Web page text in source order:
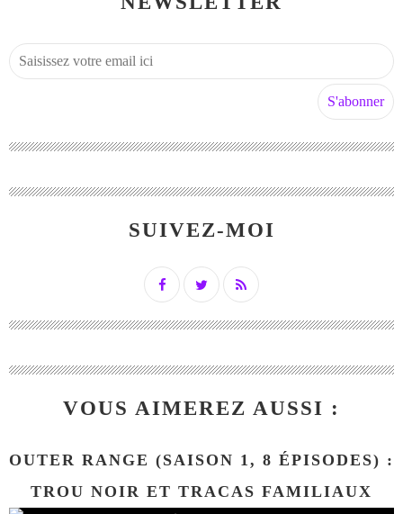
SUIVEZ-MOI
VOUS AIMEREZ AUSSI :
OUTER RANGE (SAISON 1, 8 ÉPISODES) :
TROU NOIR ET TRACAS FAMILIAUX